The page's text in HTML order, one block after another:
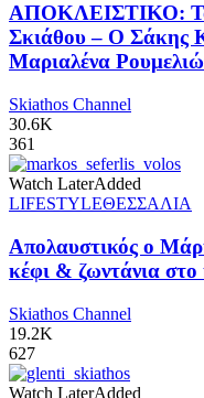
ΑΠΟΚΛΕΙΣΤΙΚΟ: Το
Σκιάθου – Ο Σάκης
Μαριαλένα
Skiathos Channel
30.6K
361
Watch LaterAdded
LIFESTYLEΘΕΣΣΑΛΙΑ
Απολαυστικός ο
κέφι & ζωντάνια
Skiathos Channel
19.2K
627
Watch LaterAdded